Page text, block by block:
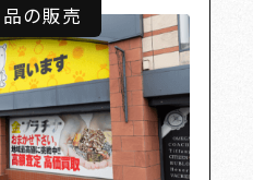
の販売